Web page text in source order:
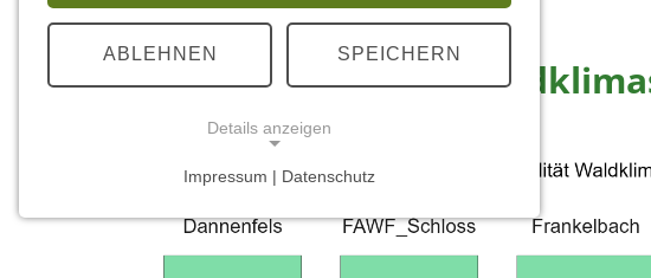
Stromversorgung
ABLEHNEN SPEICHERN
Details anzeigen
Notwendige Cookies ermöglichen grundlegende
Funktionen und sind für die einwandfreie Funktion
Impressum | Datenschutz